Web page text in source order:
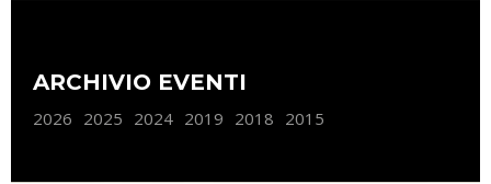
ARCHIVIO EVENTI
2026 2025 2024 2019 2018 2015